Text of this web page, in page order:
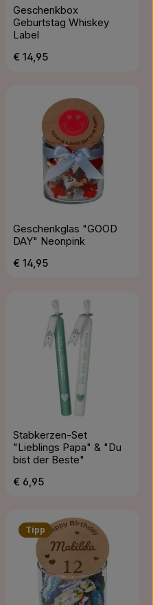
Geschenkbox
Geburtstag Whiskey
Label
Regulärer Preis:
€ 14,95
Geschenkglas "GOOD
DAY" Neonpink
Regulärer Preis:
€ 14,95
Stabkerzen-Set
"Lieblings Papa" & "Du
bist der Beste"
Regulärer Preis:
€ 6,95
Tipp